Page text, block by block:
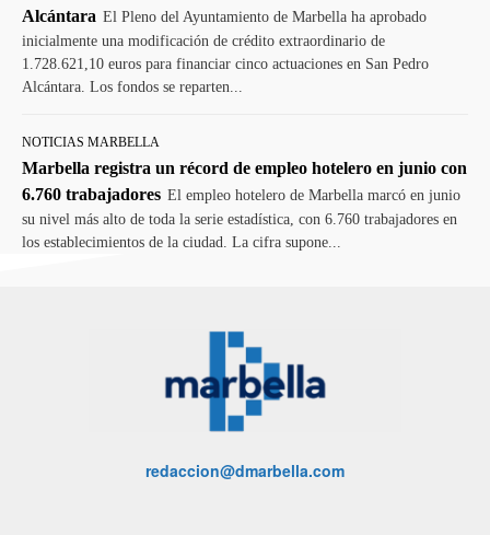
Alcántara El Pleno del Ayuntamiento de Marbella ha aprobado
inicialmente una modificación de crédito extraordinario de
1.728.621,10 euros para financiar cinco actuaciones en San Pedro
Alcántara. Los fondos se reparten...
NOTICIAS MARBELLA
Marbella registra un récord de empleo hotelero en junio con
6.760 trabajadores El empleo hotelero de Marbella marcó en junio
su nivel más alto de toda la serie estadística, con 6.760 trabajadores en
los establecimientos de la ciudad. La cifra supone...
redaccion@dmarbella.com